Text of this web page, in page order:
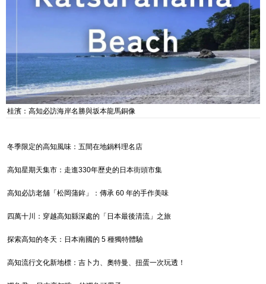
桂濱：高知必訪海岸名勝與坂本龍馬銅像
冬季限定的高知風味：五間在地鍋料理名店
高知星期天集市：走進330年歷史的日本街頭市集
高知必訪老舖「松岡蒲鉾」：傳承 60 年的手作美味
四萬十川：穿越高知縣深處的「日本最後清流」之旅
探索高知的冬天：日本南國的 5 種獨特體驗
高知流行文化新地標：吉卜力、奧特曼、扭蛋一次玩透！